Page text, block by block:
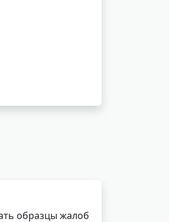
образцы жалоб